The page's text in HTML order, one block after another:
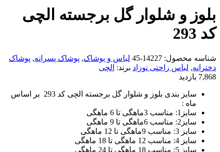
بلوز و شلوار گل برجسته الچی
کد 293
شناسه محصول: 14227-45 لباس و پوشاک, پوشاک پسرانه, پوشاک
دخترانه, لباس راحتی نوزاد برند: الچی
7,868 بازدید
سایز بندی بلوز و شلوار گل برجسته الچی کد 293 بر اساس
ماه :
سایز1: مناسب 3ماهگی تا 6 ماهگی
سایز2: مناسب 6ماهگی تا 9 ماهگی
سایز 3: مناسب 9ماهگی تا 12 ماهگی
سایز 4: مناسب 12 ماهگی تا 18 ماهگی
سایز 5: مناسب 18 ماهگی تا 24 ماهگی